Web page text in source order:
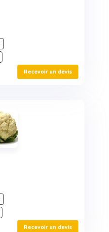
Recevoir un devis
Recevoir un devis